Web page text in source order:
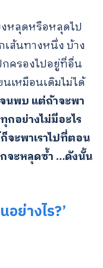
หลุดหรือหลุดไป
เส้นทางหนึ่ง บ้าง
ครองไปอยู่ที่อื่น
นเหมือนเดิมไม่ได้
นพบ แต่ถ้าจะพา
อย่างไม่มีอะไร
จะพาเราไปที่ตอน
กจะหลุดซ้ำ …ดังนั้น
อย่างไร?’